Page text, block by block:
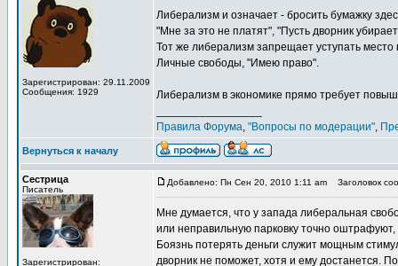
Зарегистрирован: 29.11.2009
Сообщения: 1929
Либерализм и означает - бросить бумажку
"Мне за это не платят", "Пусть дворник
Тот же либерализм запрещает уступать место
Личные свободы, "Имею право".
Либерализм в экономике прямо требует
Правила Форума, "Вопросы по модерации",
Вернуться к началу
Сестрица
Писатель
Зарегистрирован:
Добавлено: Пн Сен 20, 2010 1:11 am Заголовок
Мне думается, что у запада либеральная
или неправильную парковку точно
Боязнь потерять деньги служит мощным
дворник не поможет, хотя и ему достанется.